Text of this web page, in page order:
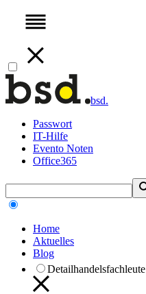
bsd.
Passwort
IT-Hilfe
Evento Noten
Office365
Home
Aktuelles
Blog
Detailhandelsfachleute